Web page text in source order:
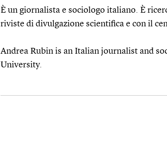
È un giornalista e sociologo italiano. È
riviste di divulgazione scientifica e con il
Andrea Rubin is an Italian journalist and
University.